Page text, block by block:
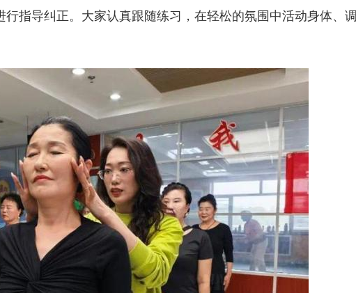
指导纠正。大家认真跟随练习，在轻松的氛围中活动身体、调